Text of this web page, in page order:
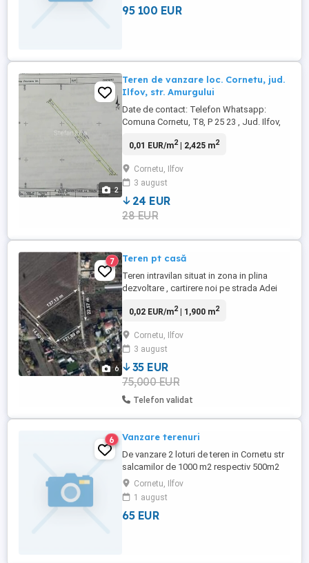
95 100 EUR
2
Teren de vanzare loc. Cornetu, jud.
Ilfov, str. Amurgului
Date de contact: Telefon Whatsapp:
Comuna Cornetu, T8, P 25 23 , Jud. Ilfov,
intravilan. Terenul se afla intr-o zona
teren vecin cu 7 m deschidere, aflat tot
spre vanzare ( posibiliate de alipire
extindere) Pret ...
0,01 EUR/m2| 2,425 m2
Cornetu, Ilfov
3 august
24 EUR
28 EUR
6
7 Teren pt casă
Teren intravilan situat in zona in plina
dezvoltare , cartirere noi pe strada Adei
este 1900m , deschidere la 2 drumuri ,
apa , canalizare), vecini. Cadastru,
intabulare , înțărușarea terenului sunt
efectuate . MERITA ...
0,02 EUR/m2| 1,900 m2
Cornetu, Ilfov
3 august
35 EUR
75,000 EUR
Telefon validat
6 Vanzare terenuri
De vanzare 2 loturi de teren in Cornetu str
salcamilor de 1000 m2 respectiv 500m2
whatsapp
Cornetu, Ilfov
1 august
65 EUR